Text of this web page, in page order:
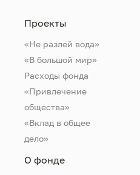
Проекты
«Не разлей вода»
«В большой мир»
Расходы фонда
«Привлечение
общества»
«Вклад в общее
дело»
О фонде